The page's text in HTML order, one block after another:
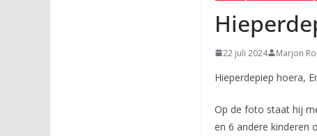
22 juli 2024 Marjon
Hieperdepiep hoera,
Op de foto staat hij
en 6 andere kinderen